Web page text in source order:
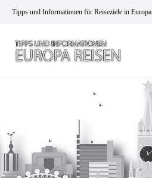
Tipps und Informationen für Reiseziele in Europa